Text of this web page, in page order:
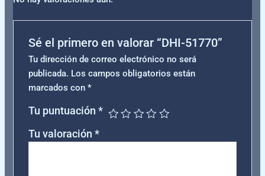
Sé el primero en valorar “DHI-51770”
Tu dirección de correo electrónico no será
publicada. Los campos obligatorios están
marcados con *
Tu puntuación *
Tu valoración *